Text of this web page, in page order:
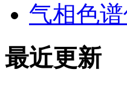
气相色
最近更新